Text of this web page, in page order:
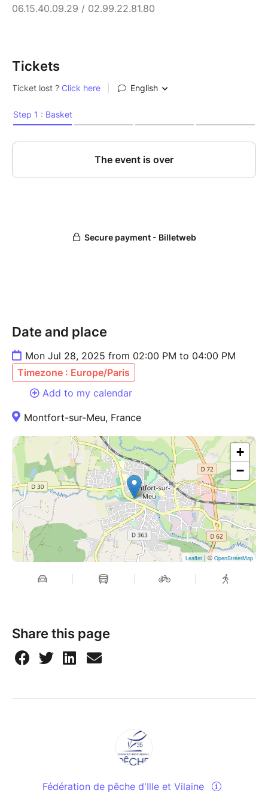
06.15.40.09.29 / 02.99.22.81.80
Tickets
Date and place
Mon Jul 28, 2025 from 02:00 PM to 04:00 PM
Timezone : Europe/Paris
Add to my calendar
Montfort-sur-Meu, France
+
−
Leaflet | © OpenStreetMap
Share this page
Fédération de pêche d'Ille et Vilaine